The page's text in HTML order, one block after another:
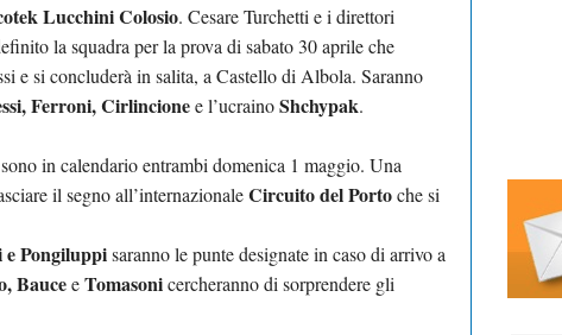
Lucchini Colosio. Cesare Turchetti e i direttori
la squadra per la prova di sabato 30 aprile che
e si concluderà in salita, a Castello di Albola. Saranno
Ferroni, Cirlincionee l’ucrainoShchypak.
in calendario entrambi domenica 1 maggio. Una
il segno all’internazionaleCircuito del Portoche si
e Pongiluppisaranno le punte designate in caso di arrivo a
BauceeTomasonicercheranno di sorprendere gli